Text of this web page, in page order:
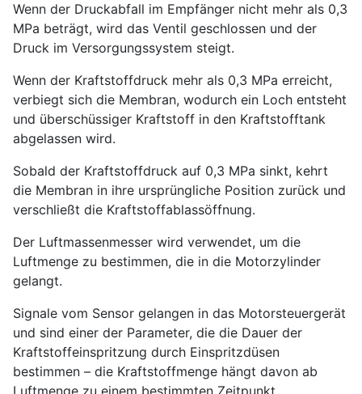
Wenn der Druckabfall im Empfänger nicht mehr als 0,3
MPa beträgt, wird das Ventil geschlossen und der
Druck im Versorgungssystem steigt.
Wenn der Kraftstoffdruck mehr als 0,3 MPa erreicht,
verbiegt sich die Membran, wodurch ein Loch entsteht
und überschüssiger Kraftstoff in den Kraftstofftank
abgelassen wird.
Sobald der Kraftstoffdruck auf 0,3 MPa sinkt, kehrt
die Membran in ihre ursprüngliche Position zurück und
verschließt die Kraftstoffablassöffnung.
Der Luftmassenmesser wird verwendet, um die
Luftmenge zu bestimmen, die in die Motorzylinder
gelangt.
Signale vom Sensor gelangen in das Motorsteuergerät
und sind einer der Parameter, die die Dauer der
Kraftstoffeinspritzung durch Einspritzdüsen
bestimmen – die Kraftstoffmenge hängt davon ab